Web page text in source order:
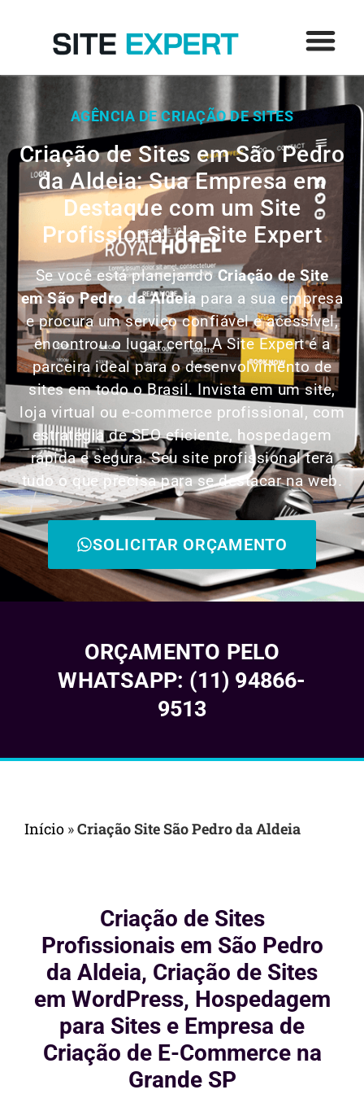
AGÊNCIA DE CRIAÇÃO DE SITES
Criação de Sites em São Pedro
da Aldeia: Sua Empresa em
Destaque com um Site
Profissional da Site Expert
Se você está planejandoCriação de Site
emSão Pedro da Aldeia para a sua empresa
e procura um serviço confiável e acessível,
encontrou o lugar certo! A Site Expert é a
parceira ideal para o desenvolvimento de
sites em todo o Brasil. Invista em um site,
loja virtual ou e-commerce profissional, com
estratégia de SEO eficiente, hospedagem
rápida e segura. Seu site profissional terá
tudo o que precisa para se destacar na web.
SOLICITAR ORÇAMENTO
ORÇAMENTO PELO
WHATSAPP: (11) 94866-
9513
Início »Criação Site São Pedro da Aldeia
Criação de Sites
Profissionais em São Pedro
da Aldeia, Criação de Sites
em WordPress, Hospedagem
para Sites e Empresa de
Criação de E-Commerce na
Grande SP